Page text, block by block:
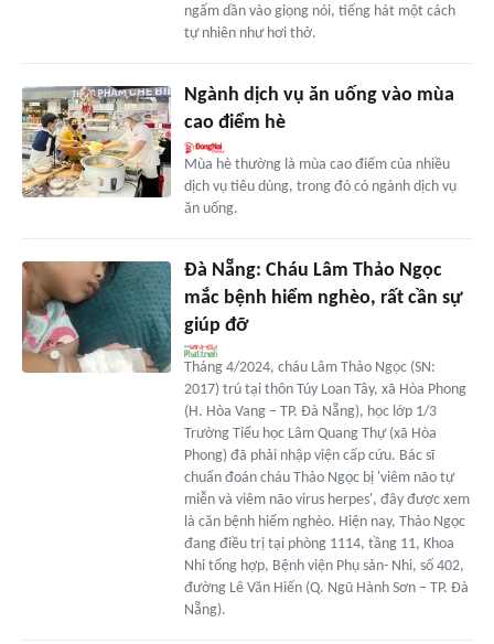
ngấm dần vào giọng nói, tiếng hát một cách
tự nhiên như hơi thở.
Ngành dịch vụ ăn uống vào mùa
cao điểm hè
Mùa hè thường là mùa cao điểm của nhiều
dịch vụ tiêu dùng, trong đó có ngành dịch vụ
ăn uống.
Đà Nẵng: Cháu Lâm Thảo Ngọc
mắc bệnh hiểm nghèo, rất cần sự
giúp đỡ
Tháng 4/2024, cháu Lâm Thảo Ngọc (SN:
2017) trú tại thôn Túy Loan Tây, xã Hòa Phong
(H. Hòa Vang – TP. Đà Nẵng), học lớp 1/3
Trường Tiểu học Lâm Quang Thự (xã Hòa
Phong) đã phải nhập viện cấp cứu. Bác sĩ
chuẩn đoán cháu Thảo Ngọc bị 'viêm não tự
miễn và viêm não virus herpes', đây được xem
là căn bệnh hiểm nghèo. Hiện nay, Thảo Ngọc
đang điều trị tại phòng 1114, tầng 11, Khoa
Nhi tổng hợp, Bệnh viện Phụ sản- Nhi, số 402,
đường Lê Văn Hiến (Q. Ngũ Hành Sơn – TP. Đà
Nẵng).